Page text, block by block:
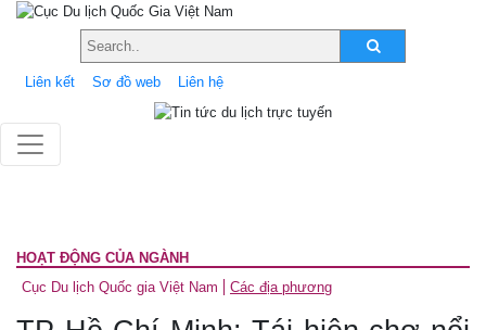
Liên kết Sơ đồ web Liên hệ
HOẠT ĐỘNG CỦA NGÀNH
Cục Du lịch Quốc gia Việt Nam
Các địa phương